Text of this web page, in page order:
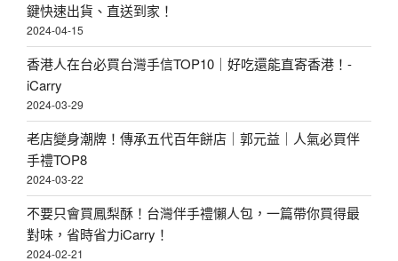
鍵快速出貨、直送到家！
2024-04-15
香港人在台必買台灣手信TOP10｜好吃還能直寄香港！-
iCarry
2024-03-29
老店變身潮牌！傳承五代百年餅店｜郭元益｜人氣必買伴
手禮TOP8
2024-03-22
不要只會買鳳梨酥！台灣伴手禮懶人包，一篇帶你買得最
對味，省時省力iCarry！
2024-02-21